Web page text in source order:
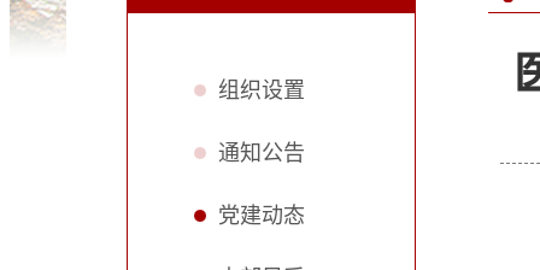
组织设置
通知公告
党建动态